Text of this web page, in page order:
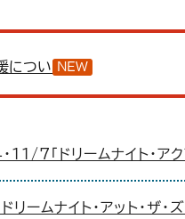
についてNEW
7「ドリームナイト・アク
ムナイト・アット・ザ・